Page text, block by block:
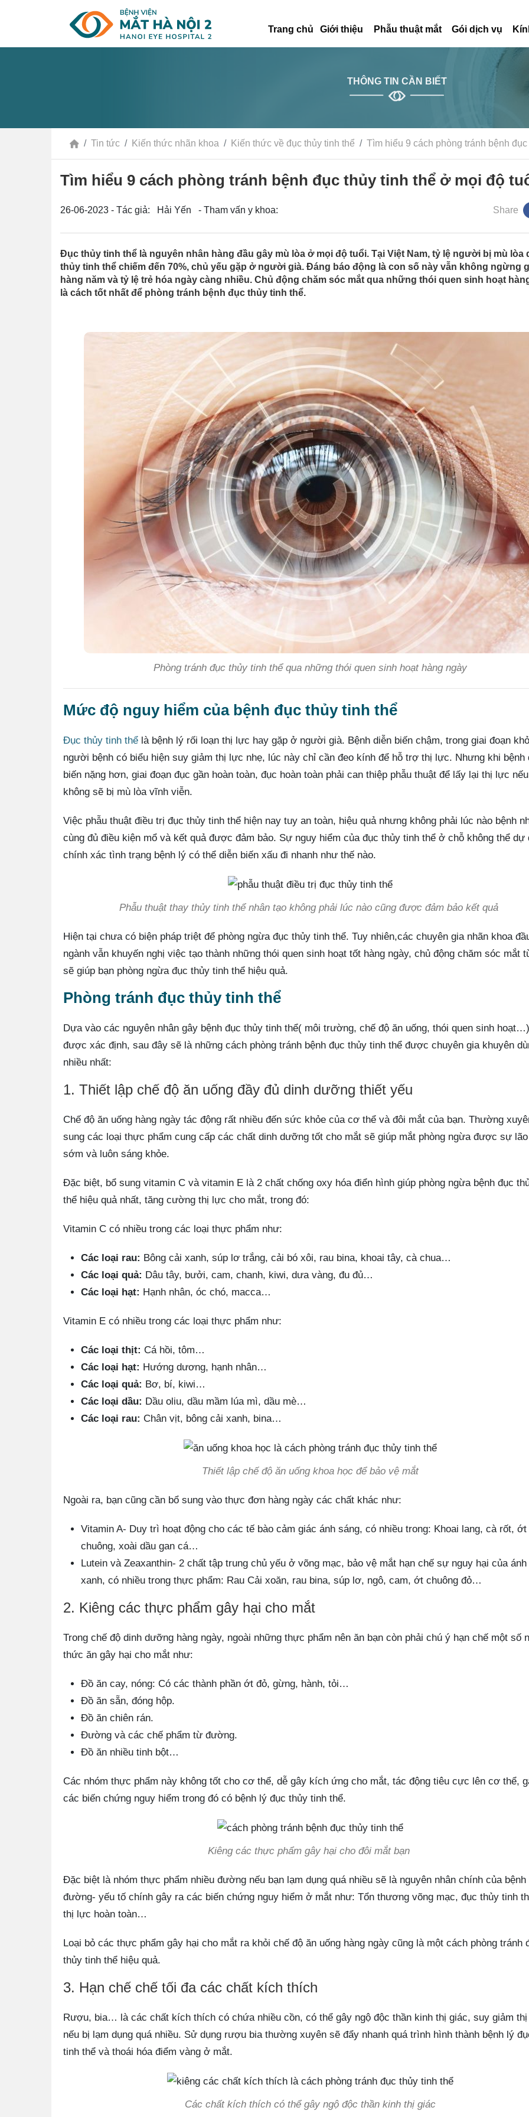
Trang chủ Giới thiệu Phẫu thuật mắt Gói dịch vụ
THÔNG TIN CẦN BIẾT
Tin tức Kiến thức nhãn khoa Kiến thức về đục thủy tinh thể Tìm hiểu 9 cách phòng tránh bệnh
Tìm hiểu 9 cách phòng tránh bệnh đục thủy tinh thể ở mọi độ
26-06-2023 - Tác giả: Hải Yến - Tham vấn y khoa: Share
Đục thủy tinh thể là nguyên nhân hàng đầu gây mù lòa ở mọi độ tuổi. Tại Việt Nam, tỷ lệ người bị mù lòa
thủy tinh thể chiếm đến 70%, chủ yếu gặp ở người già. Đáng báo động là con số này vẫn không ngừng
hàng năm và tỷ lệ trẻ hóa ngày càng nhiều. Chủ động chăm sóc mắt qua những thói quen sinh hoạt
là cách tốt nhất để phòng tránh bệnh đục thủy tinh thể.
Phòng tránh đục thủy tinh thể qua những thói quen sinh hoạt hàng ngày
Mức độ nguy hiểm của bệnh đục thủy tinh thể
Đục thủy tinh thể là bệnh lý rối loạn thị lực hay gặp ở người già. Bệnh diễn biến chậm, trong giai đoạn
người bệnh có biểu hiện suy giảm thị lực nhẹ, lúc này chỉ cần đeo kính để hỗ trợ thị lực. Nhưng khi bệnh
biến nặng hơn, giai đoạn đục gần hoàn toàn, đục hoàn toàn phải can thiệp phẫu thuật để lấy lại thị lực nếu
không sẽ bị mù lòa vĩnh viễn.
Việc phẫu thuật điều trị đục thủy tinh thể hiện nay tuy an toàn, hiệu quả nhưng không phải lúc nào bệnh
cùng đủ điều kiện mổ và kết quả được đảm bảo. Sự nguy hiểm của đục thủy tinh thể ở chỗ không thể dự
chính xác tình trạng bệnh lý có thể diễn biến xấu đi nhanh như thế nào.
Phẫu thuật thay thủy tinh thể nhân tạo không phải lúc nào cũng được đảm bảo kết quả
Hiện tại chưa có biện pháp triệt để phòng ngừa đục thủy tinh thể. Tuy nhiên,các chuyên gia nhãn khoa
ngành vẫn khuyến nghị việc tạo thành những thói quen sinh hoạt tốt hàng ngày, chủ động chăm sóc mắt
sẽ giúp bạn phòng ngừa đục thủy tinh thể hiệu quả.
Phòng tránh đục thủy tinh thể
Dựa vào các nguyên nhân gây bệnh đục thủy tinh thể( môi trường, chế độ ăn uống, thói quen sinh
được xác định, sau đây sẽ là những cách phòng tránh bệnh đục thủy tinh thể được chuyên gia khuyên
nhiều nhất:
1. Thiết lập chế độ ăn uống đầy đủ dinh dưỡng thiết yếu
Chế độ ăn uống hàng ngày tác động rất nhiều đến sức khỏe của cơ thể và đôi mắt của bạn. Thường
sung các loại thực phẩm cung cấp các chất dinh dưỡng tốt cho mắt sẽ giúp mắt phòng ngừa được sự
sớm và luôn sáng khỏe.
Đặc biệt, bổ sung vitamin C và vitamin E là 2 chất chống oxy hóa điển hình giúp phòng ngừa bệnh đục
thể hiệu quả nhất, tăng cường thị lực cho mắt, trong đó:
Vitamin C có nhiều trong các loại thực phẩm như:
Các loại rau: Bông cải xanh, súp lơ trắng, cải bó xôi, rau bina, khoai tây, cà chua…
Các loại quả: Dâu tây, bưởi, cam, chanh, kiwi, dưa vàng, đu đủ…
Các loại hạt: Hạnh nhân, óc chó, macca…
Vitamin E có nhiều trong các loại thực phẩm như:
Các loại thịt: Cá hồi, tôm…
Các loại hạt: Hướng dương, hạnh nhân…
Các loại quả: Bơ, bí, kiwi…
Các loại dầu: Dầu oliu, dầu mầm lúa mì, dầu mè…
Các loại rau: Chân vịt, bông cải xanh, bina…
Thiết lập chế độ ăn uống khoa học để bảo vệ mắt
Ngoài ra, bạn cũng cần bổ sung vào thực đơn hàng ngày các chất khác như:
Vitamin A- Duy trì hoạt động cho các tế bào cảm giác ánh sáng, có nhiều trong: Khoai lang, cà rốt, ớt
chuông, xoài dầu gan cá…
Lutein và Zeaxanthin- 2 chất tập trung chủ yếu ở võng mạc, bảo vệ mắt hạn chế sự nguy hại của ánh
xanh, có nhiều trong thực phẩm: Rau Cải xoăn, rau bina, súp lơ, ngô, cam, ớt chuông đỏ…
2. Kiêng các thực phẩm gây hại cho mắt
Trong chế độ dinh dưỡng hàng ngày, ngoài những thực phẩm nên ăn bạn còn phải chú ý hạn chế một số
thức ăn gây hại cho mắt như:
Đồ ăn cay, nóng: Có các thành phần ớt đỏ, gừng, hành, tỏi…
Đồ ăn sẵn, đóng hộp.
Đồ ăn chiên rán.
Đường và các chế phẩm từ đường.
Đồ ăn nhiều tinh bột…
Các nhóm thực phẩm này không tốt cho cơ thể, dễ gây kích ứng cho mắt, tác động tiêu cực lên cơ thể,
các biến chứng nguy hiểm trong đó có bệnh lý đục thủy tinh thể.
Kiêng các thực phẩm gây hại cho đôi mắt bạn
Đặc biệt là nhóm thực phẩm nhiều đường nếu bạn lạm dụng quá nhiều sẽ là nguyên nhân chính của
đường- yếu tố chính gây ra các biến chứng nguy hiểm ở mắt như: Tổn thương võng mạc, đục thủy tinh
thị lực hoàn toàn…
Loại bỏ các thực phẩm gây hại cho mắt ra khỏi chế độ ăn uống hàng ngày cũng là một cách phòng tránh
thủy tinh thể hiệu quả.
3. Hạn chế chế tối đa các chất kích thích
Rượu, bia… là các chất kích thích có chứa nhiều cồn, có thể gây ngộ độc thần kinh thị giác, suy giảm
nếu bị lạm dụng quá nhiều. Sử dụng rượu bia thường xuyên sẽ đẩy nhanh quá trình hình thành bệnh lý
tinh thể và thoái hóa điểm vàng ở mắt.
Các chất kích thích có thể gây ngộ độc thần kinh thị giác